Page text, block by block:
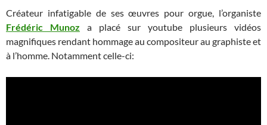
Créateur infatigable de ses œuvres pour orgue, l’organiste
Frédéric Munoz a placé sur youtube plusieurs vidéos
magnifiques rendant hommage au compositeur au graphiste et
à l’homme. Notamment celle-ci: